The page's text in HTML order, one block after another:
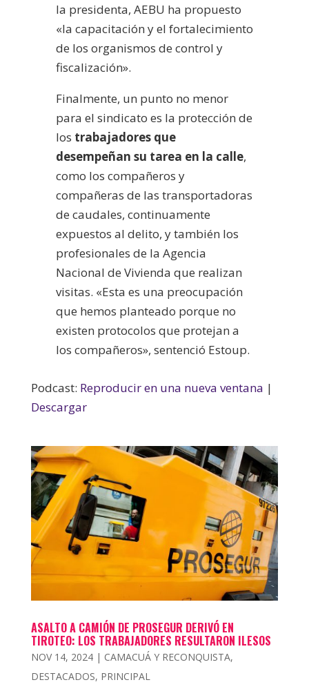
la presidenta, AEBU ha propuesto
«la capacitación y el fortalecimiento
de los organismos de control y
fiscalización».
Finalmente, un punto no menor
para el sindicato es la protección de
los trabajadores que
desempeñan su tarea en la calle,
como los compañeros y
compañeras de las transportadoras
de caudales, continuamente
expuestos al delito, y también los
profesionales de la Agencia
Nacional de Vivienda que realizan
visitas. «Esta es una preocupación
que hemos planteado porque no
existen protocolos que protejan a
los compañeros», sentenció Estoup.
Podcast: Reproducir en una nueva ventana |
Descargar
ASALTO A CAMIÓN DE PROSEGUR DERIVÓ EN
TIROTEO: LOS TRABAJADORES RESULTARON ILESOS
NOV 14, 2024| CAMACUÁ Y RECONQUISTA,
DESTACADOS, PRINCIPAL